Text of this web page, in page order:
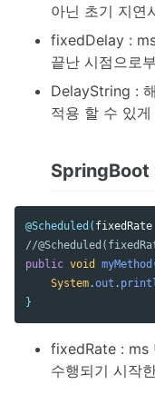
아닌 초기 지연
fixedDelay :
끝난 시점으로
DelayString :
적용 할 수 있게
SpringBoot
@Scheduled ( fixedRate
//
public void myMethod
System.out .
}
fixedRate : ms
수행되기 시작